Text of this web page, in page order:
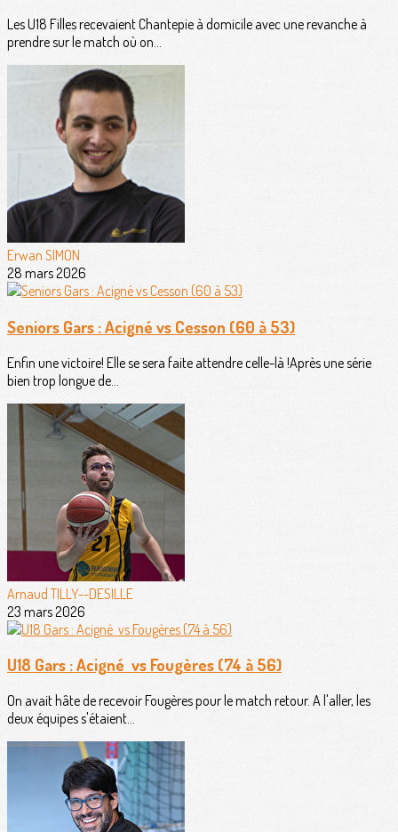
Les U18 Filles recevaient Chantepie à domicile avec une revanche à
prendre sur le match où on...
Erwan SIMON
28 mars 2026
Seniors Gars : Acigné vs Cesson (60 à 53)
Enfin une victoire! Elle se sera faite attendre celle-là !Après une série
bien trop longue de...
Arnaud TILLY--DESILLE
23 mars 2026
U18 Gars : Acigné vs Fougères (74 à 56)
On avait hâte de recevoir Fougères pour le match retour. A l'aller, les
deux équipes s'étaient...